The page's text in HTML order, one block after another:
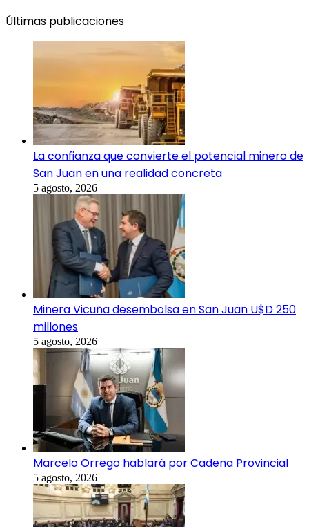
Últimas publicaciones
La confianza que convierte el potencial minero de
San Juan en una realidad concreta
5 agosto, 2026
Minera Vicuña desembolsa en San Juan U$D 250
millones
5 agosto, 2026
Marcelo Orrego hablará por Cadena Provincial
5 agosto, 2026